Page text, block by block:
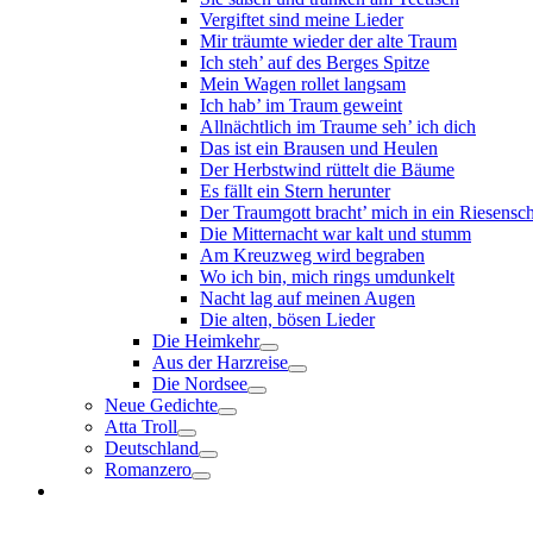
Vergiftet sind meine Lieder
Mir träumte wieder der alte Traum
Ich steh’ auf des Berges Spitze
Mein Wagen rollet langsam
Ich hab’ im Traum geweint
Allnächtlich im Traume seh’ ich dich
Das ist ein Brausen und Heulen
Der Herbstwind rüttelt die Bäume
Es fällt ein Stern herunter
Der Traumgott bracht’ mich in ein
Die Mitternacht war kalt und stumm
Am Kreuzweg wird begraben
Wo ich bin, mich rings umdunkelt
Nacht lag auf meinen Augen
Die alten, bösen Lieder
Die Heimkehr
Aus der Harzreise
Die Nordsee
Neue Gedichte
Atta Troll
Deutschland
Romanzero